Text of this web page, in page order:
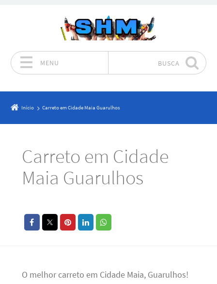
MENU BUSCA
Início Carreto em Cidade Maia Guarulhos
Carreto em Cidade
Maia Guarulhos
O melhor carreto em Cidade Maia, Guarulhos!